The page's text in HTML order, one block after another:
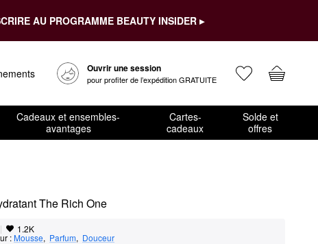
AU PROGRAMME BEAUTY INSIDER ▸
Ouvrir une session
pour profiter de l’expédition GRATUITE
Cadeaux et ensembles-
avantages
Cartes-
cadeaux
Solde et
offres
The Rich One
| 1.2K
:Mousse, Parfum, Douceur